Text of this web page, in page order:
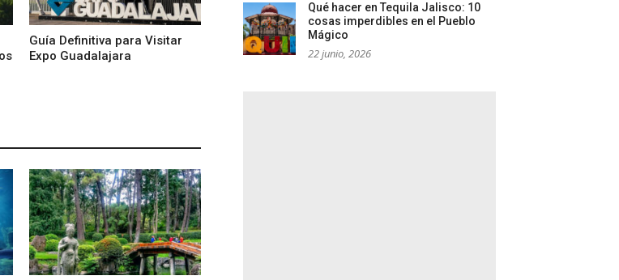
Guía Definitiva para Visitar
Expo Guadalajara
Qué hacer en Tequila Jalisco: 10
cosas imperdibles en el Pueblo
Mágico
22 junio, 2026